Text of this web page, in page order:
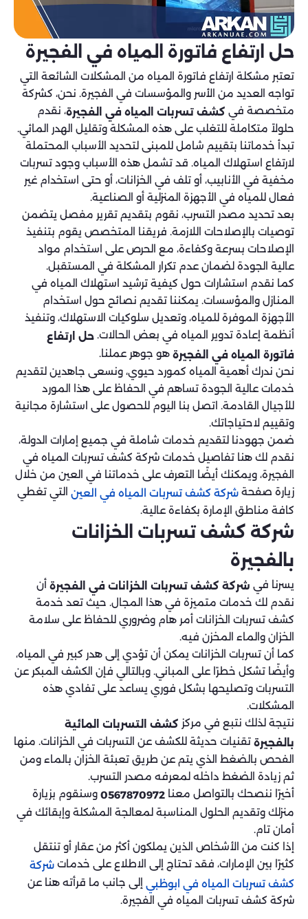
حل ارتفاع فاتورة المياه في الفجيرة
تعتبر مشكلة ارتفاع فاتورة المياه من المشكلات الشائعة التي
تواجه العديد من الأسر والمؤسسات في الفجيرة. نحن، كشركة
متخصصة في كشف تسربات المياه في الفجيرة، نقدم
حلولاً متكاملة للتغلب على هذه المشكلة وتقليل الهدر المائي.
تبدأ خدماتنا بتقييم شامل للمبنى لتحديد الأسباب المحتملة
لارتفاع استهلاك المياه. قد تشمل هذه الأسباب وجود تسربات
مخفية في الأنابيب، أو تلف في الخزانات، أو حتى استخدام غير
فعال للمياه في الأجهزة المنزلية أو الصناعية.
بعد تحديد مصدر التسرب، نقوم بتقديم تقرير مفصل يتضمن
توصيات بالإصلاحات اللازمة. فريقنا المتخصص يقوم بتنفيذ
الإصلاحات بسرعة وكفاءة، مع الحرص على استخدام مواد
عالية الجودة لضمان عدم تكرار المشكلة في المستقبل.
كما نقدم استشارات حول كيفية ترشيد استهلاك المياه في
المنازل والمؤسسات. يمكننا تقديم نصائح حول استخدام
الأجهزة الموفرة للمياه، وتعديل سلوكيات الاستهلاك، وتنفيذ
أنظمة إعادة تدوير المياه في بعض الحالات. حل ارتفاع
فاتورة المياه في الفجيرة هو جوهر عملنا.
نحن ندرك أهمية المياه كمورد حيوي، ونسعى جاهدين لتقديم
خدمات عالية الجودة تساهم في الحفاظ على هذا المورد
للأجيال القادمة. اتصل بنا اليوم للحصول على استشارة مجانية
وتقييم لاحتياجاتك.
ضمن جهودنا لتقديم خدمات شاملة في جميع إمارات الدولة،
نقدم لك هنا تفاصيل خدمات شركة كشف تسربات المياه في
الفجيرة، ويمكنك أيضًا التعرف على خدماتنا في العين من خلال
زيارة صفحة شركة كشف تسربات المياه في العين التي تغطي
كافة مناطق الإمارة بكفاءة عالية.
شركة كشف تسربات الخزانات
بالفجيرة
يسرنا في شركة كشف تسربات الخزانات في الفجيرة أن
نقدم لك خدمات متميزة في هذا المجال. حيث تعد خدمة
كشف تسربات الخزانات أمر هام وضروري للحفاظ على سلامة
الخزان والماء المخزن فيه.
كما أن تسربات الخزانات يمكن أن تؤدي إلى هدر كبير في المياه،
وأيضًا تشكل خطرًا على المباني. وبالتالي فإن الكشف المبكر عن
التسربات وتصليحها بشكل فوري يساعد على تفادي هذه
المشكلات.
نتيجة لذلك نتبع في مركز كشف التسربات المائية
بالفجيرة تقنيات حديثة للكشف عن التسربات في الخزانات. منها
الفحص بالضغط الذي يتم عن طريق تعبئة الخزان بالماء ومن
ثم زيادة الضغط داخله لمعرفه مصدر التسرب.
أخيرًا ننصحك بالتواصل معنا 0567870972 وسنقوم بزيارة
منزلك وتقديم الحلول المناسبة لمعالجة المشكلة وإبقائك في
أمان تام.
إذا كنت من الأشخاص الذين يملكون أكثر من عقار أو تنتقل
كثيرًا بين الإمارات، فقد تحتاج إلى الاطلاع على خدمات شركة
كشف تسربات المياه في ابوظبي إلى جانب ما قرأته هنا عن
شركة كشف تسربات المياه في الفجيرة.